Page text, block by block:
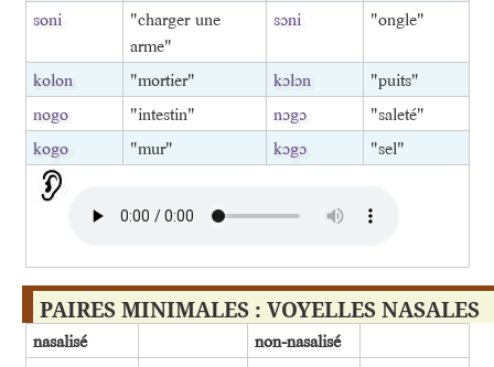
soni
"charger une
arme"
sɔni "ongle"
kolon "mortier" kɔlɔn
"puits"
nogo
"intestin" nɔgɔ
"saleté"
kogo
"mur" kɔgɔ "sel"
PAIRES MINIMALES : VOYELLES NASALES
nasalisé
non-nasalisé